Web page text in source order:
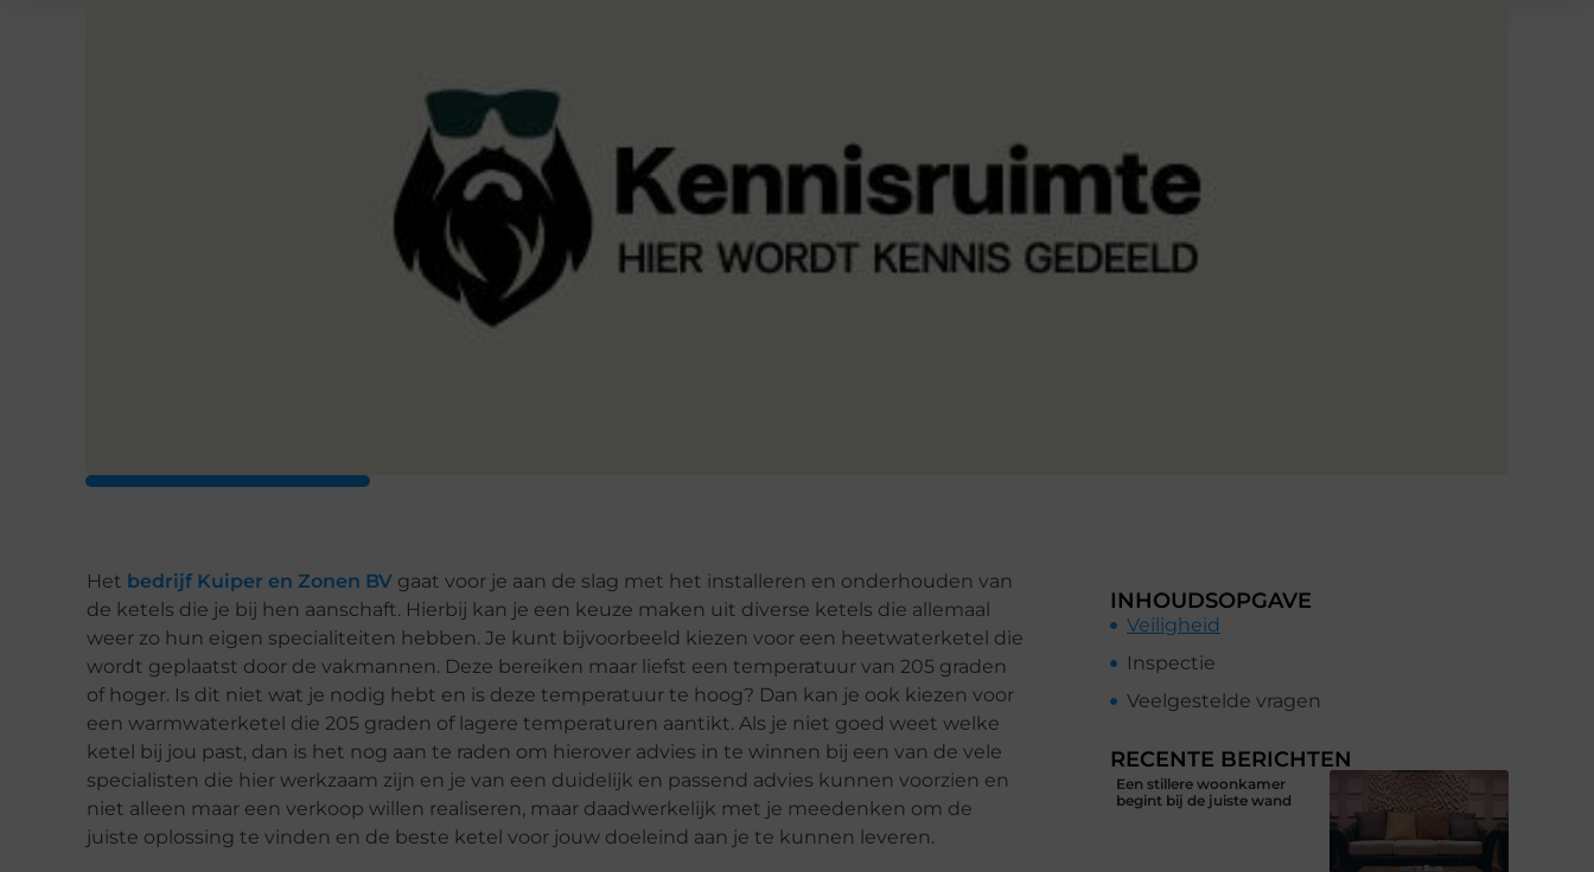
Het bedrijf Kuiper en Zonen BV gaat voor je aan de slag met het installeren en onderhouden van
de ketels die je bij hen aanschaft. Hierbij kan je een keuze maken uit diverse ketels die allemaal
weer zo hun eigen specialiteiten hebben. Je kunt bijvoorbeeld kiezen voor een heetwaterketel die
wordt geplaatst door de vakmannen. Deze bereiken maar liefst een temperatuur van 205 graden
of hoger. Is dit niet wat je nodig hebt en is deze temperatuur te hoog? Dan kan je ook kiezen voor
een warmwaterketel die 205 graden of lagere temperaturen aantikt. Als je niet goed weet welke
ketel bij jou past, dan is het nog aan te raden om hierover advies in te winnen bij een van de vele
specialisten die hier werkzaam zijn en je van een duidelijk en passend advies kunnen voorzien en
niet alleen maar een verkoop willen realiseren, maar daadwerkelijk met je meedenken om de
juiste oplossing te vinden en de beste ketel voor jouw doeleind aan je te kunnen leveren.
INHOUDSOPGAVE
Veiligheid
Inspectie
Veelgestelde vragen
RECENTE BERICHTEN
Een stillere woonkamer
begint bij de juiste wand